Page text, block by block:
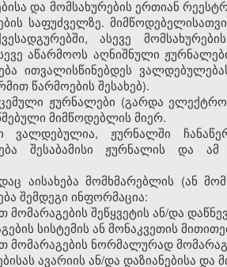
და მომსახურების ერთიან
საფუძველზე.
ასევე
აწარმოოს აღნიშნული
ითვალისწინებდეს
წარმოების შესახებ).
ჟურნალები (გარდა
მიმწოდებლის მიერ.
ვალდებულია, ჟურნალში
შესაბამისი ჟურნალის და
აისახება მომხმარებლის (ან
შემდეგი ინფორმაცია:
მომარაგების შეწყვეტის ან/და
სისტემის ან მონაკვეთის
მომარაგების ნორმალურად
ავარიის ან/და დაზიანებისა და